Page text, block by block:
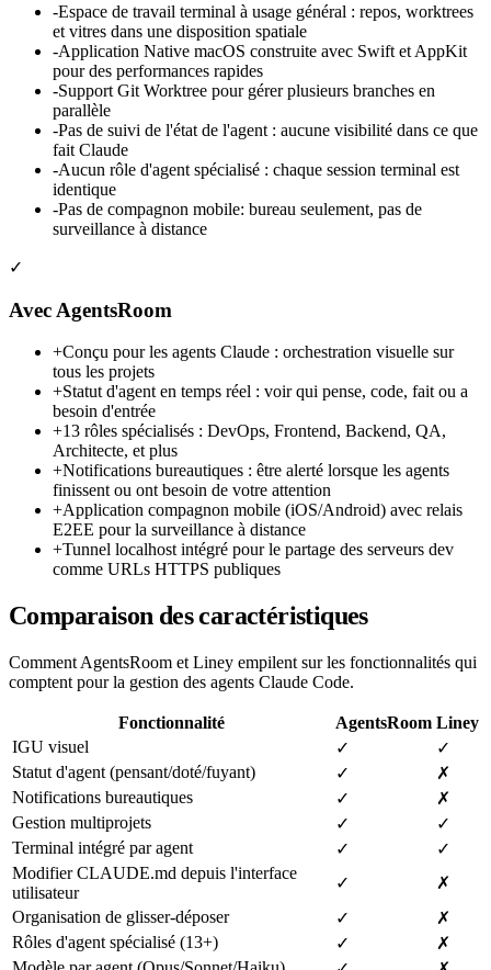
-Espace de travail terminal à usage général : repos, worktrees
et vitres dans une disposition spatiale
-Application Native macOS construite avec Swift et AppKit
pour des performances rapides
-Support Git Worktree pour gérer plusieurs branches en
parallèle
-Pas de suivi de l'état de l'agent : aucune visibilité dans ce que
fait Claude
-Aucun rôle d'agent spécialisé : chaque session terminal est
identique
-Pas de compagnon mobile: bureau seulement, pas de
surveillance à distance
✓
Avec AgentsRoom
+Conçu pour les agents Claude : orchestration visuelle sur
tous les projets
+Statut d'agent en temps réel : voir qui pense, code, fait ou a
besoin d'entrée
+13 rôles spécialisés : DevOps, Frontend, Backend, QA,
Architecte, et plus
+Notifications bureautiques : être alerté lorsque les agents
finissent ou ont besoin de votre attention
+Application compagnon mobile (iOS/Android) avec relais
E2EE pour la surveillance à distance
+Tunnel localhost intégré pour le partage des serveurs dev
comme URLs HTTPS publiques
Comparaison des caractéristiques
Comment AgentsRoom et Liney empilent sur les fonctionnalités qui
comptent pour la gestion des agents Claude Code.
Fonctionnalité AgentsRoom Liney
IGU visuel
✓
✓
Statut d'agent (pensant/doté/fuyant)
✓
✗
Notifications bureautiques
✓
✗
Gestion multiprojets
✓
✓
Terminal intégré par agent
✓
✓
Modifier CLAUDE.md depuis l'interface
utilisateur
✓
✗
Organisation de glisser-déposer
✓
✗
Rôles d'agent spécialisé (13+)
✓
✗